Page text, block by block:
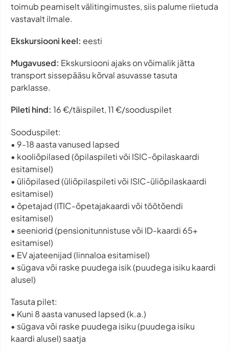
toimub peamiselt välitingimustes, siis palume riietuda
vastavalt ilmale.
Ekskursiooni keel: eesti
Mugavused: Ekskursiooni ajaks on võimalik jätta
transport sissepääsu kõrval asuvasse tasuta
parklasse.
Pileti hind: 16 €/täispilet, 11 €/sooduspilet
Sooduspilet:
• 9-18 aasta vanused lapsed
• kooliõpilased (õpilaspileti või ISIC-õpilaskaardi
esitamisel)
• üliõpilased (üliõpilaspileti või ISIC-üliõpilaskaardi
esitamisel)
• õpetajad (ITIC-õpetajakaardi või töötõendi
esitamisel)
• seeniorid (pensionitunnistuse või ID-kaardi 65+
esitamisel)
• EV ajateenijad (linnaloa esitamisel)
• sügava või raske puudega isik (puudega isiku kaardi
alusel)
Tasuta pilet:
• Kuni 8 aasta vanused lapsed (k.a.)
• sügava või raske puudega isiku (puudega isiku
kaardi alusel) saatja